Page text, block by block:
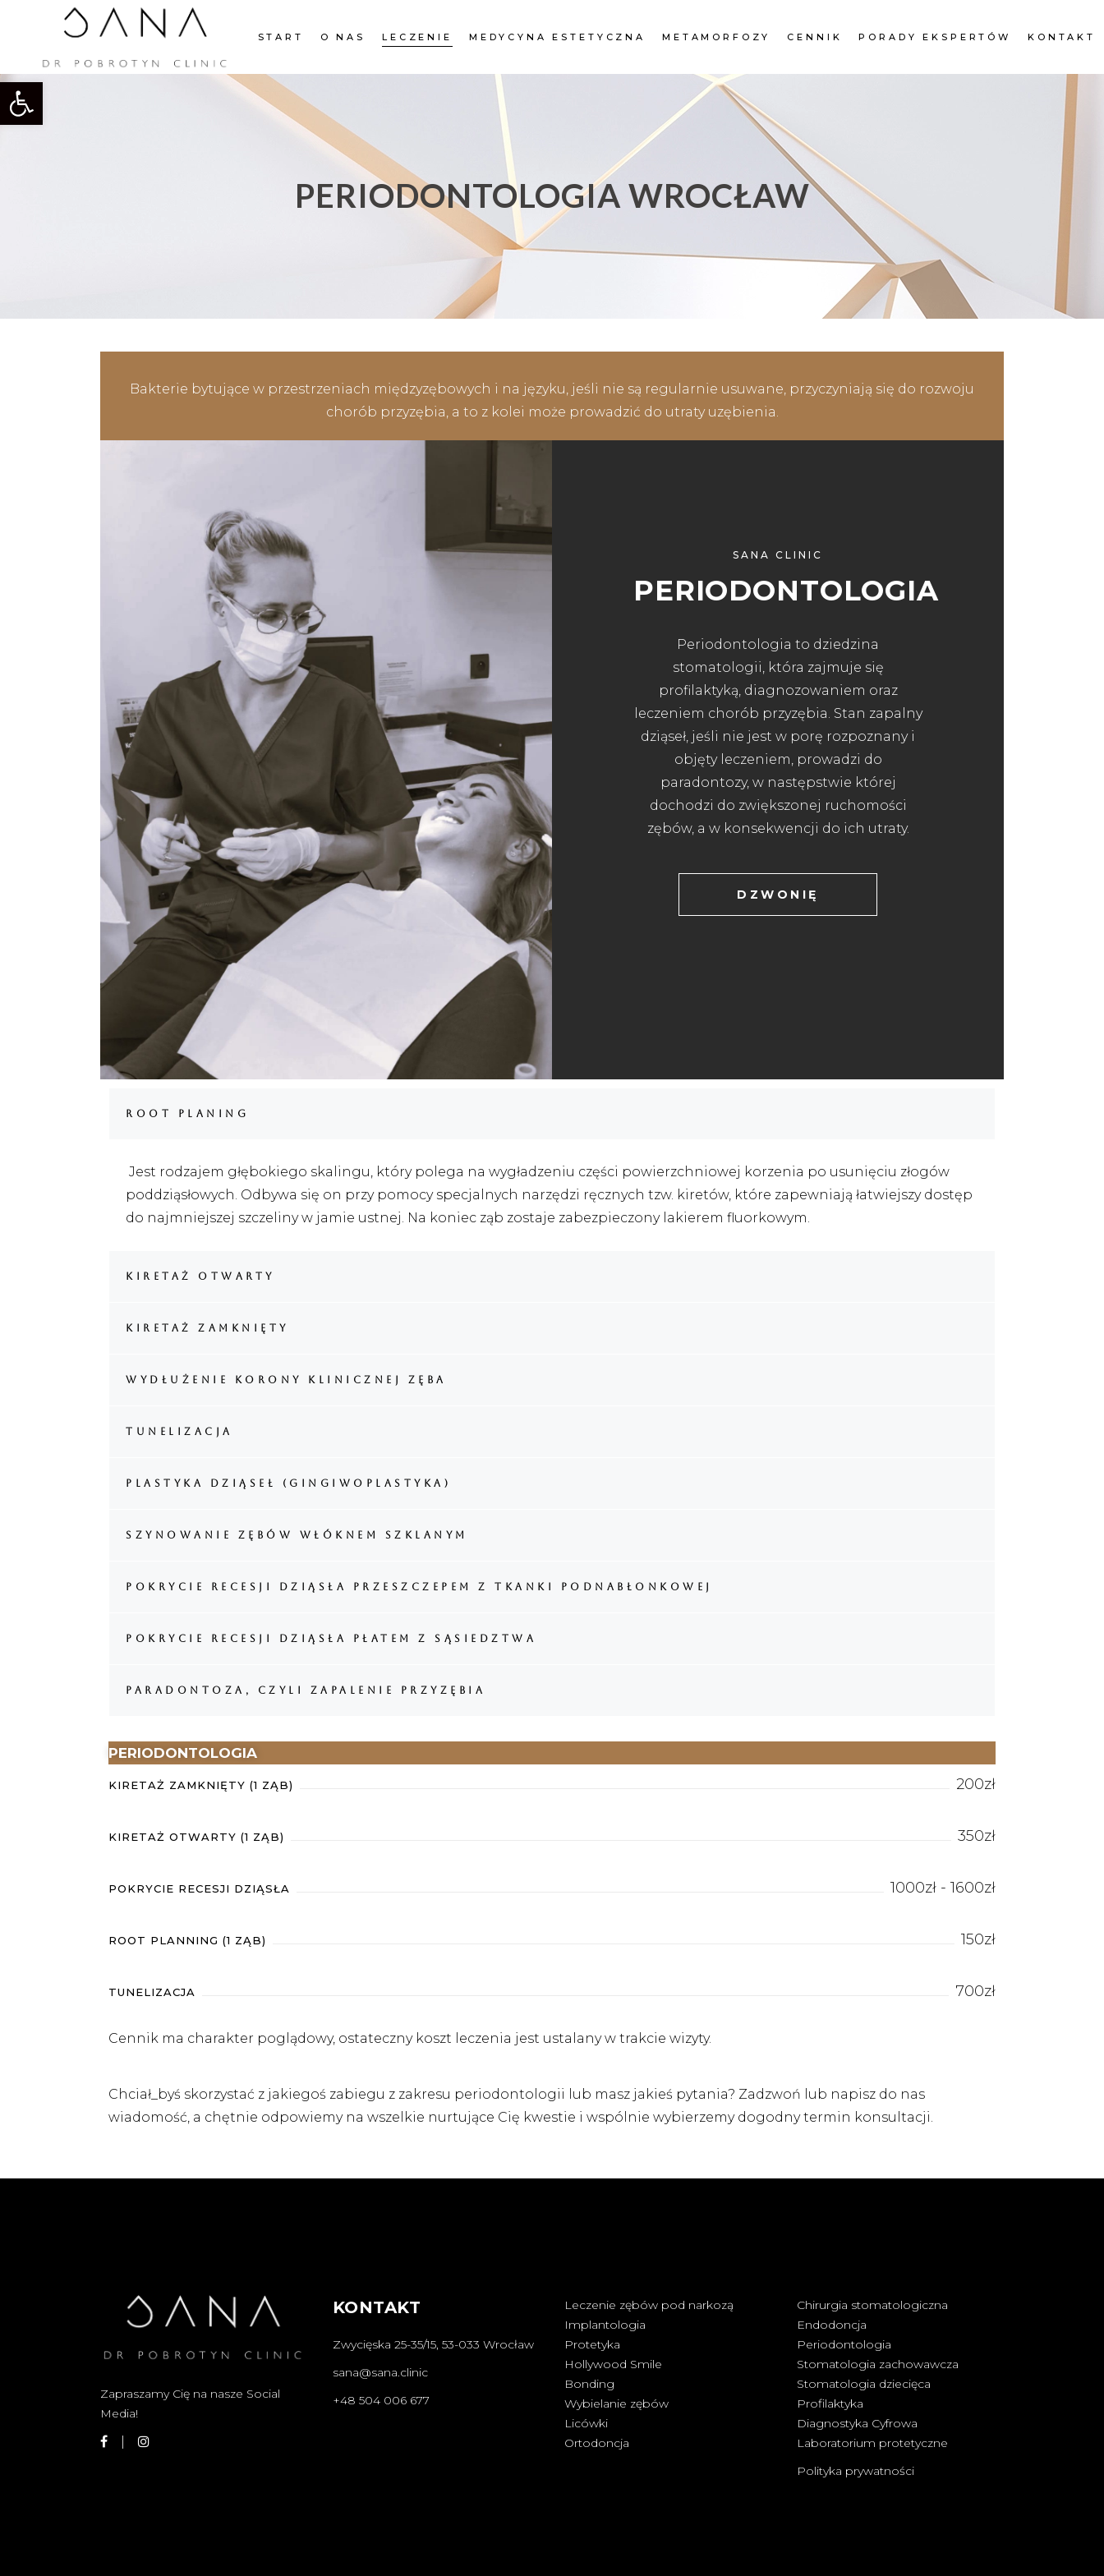
Otwórz pasek narzędzi
START O NAS LECZENIE MEDYCYNA ESTETYCZNA METAMORFOZY CENNIK PORADY EKSPERTÓW KONTAKT
PERIODONTOLOGIA WROCŁAW
Bakterie bytujące w przestrzeniach międzyzębowych i na języku, jeśli nie są regularnie usuwane, przyczyniają się do rozwoju
chorób przyzębia, a to z kolei może prowadzić do utraty uzębienia.
SANA CLINIC
PERIODONTOLOGIA
Periodontologia to dziedzina
stomatologii, która zajmuje się
profilaktyką, diagnozowaniem oraz
leczeniem chorób przyzębia. Stan zapalny
dziąseł, jeśli nie jest w porę rozpoznany i
objęty leczeniem, prowadzi do
paradontozy, w następstwie której
dochodzi do zwiększonej ruchomości
zębów, a w konsekwencji do ich utraty.
DZWONIĘ
root planing
Jest rodzajem głębokiego skalingu, który polega na wygładzeniu części powierzchniowej korzenia po usunięciu złogów
poddziąsłowych. Odbywa się on przy pomocy specjalnych narzędzi ręcznych tzw. kiretów, które zapewniają łatwiejszy dostęp
do najmniejszej szczeliny w jamie ustnej. Na koniec ząb zostaje zabezpieczony lakierem fluorkowym.
kiretaż otwarty
kiretaż zamknięty
wydłużenie korony klinicznej zęba
tunelizacja
plastyka dziąseł (gingiwoplastyka)
szynowanie zębów włóknem szklanym
pokrycie recesji dziąsła przeszczepem z tkanki podnabłonkowej
pokrycie recesji dziąsła płatem z sąsiedztwa
Paradontoza, czyli zapalenie przyzębia
PERIODONTOLOGIA
KIRETAŻ ZAMKNIĘTY (1 ZĄB) 200zł
KIRETAŻ OTWARTY (1 ZĄB) 350zł
POKRYCIE RECESJI DZIĄSŁA 1000zł - 1600zł
ROOT PLANNING (1 ZĄB) 150zł
TUNELIZACJA 700zł
Cennik ma charakter poglądowy, ostateczny koszt leczenia jest ustalany w trakcie wizyty.
Chciał_byś skorzystać z jakiegoś zabiegu z zakresu periodontologii lub masz jakieś pytania? Zadzwoń lub napisz do nas
wiadomość , a chętnie odpowiemy na wszelkie nurtujące Cię kwestie i wspólnie wybierzemy dogodny termin konsultacji.
Zapraszamy Cię na nasze Social
Media!
KONTAKT
Zwycięska 25-35/15, 53-033 Wrocław
sana@sana.clinic
+48 504 006 677
Leczenie zębów pod narkozą
Implantologia
Protetyka
Hollywood Smile
Bonding
Wybielanie zębów
Licówki
Ortodoncja
Chirurgia stomatologiczna
Endodoncja
Periodontologia
Stomatologia zachowawcza
Stomatologia dziecięca
Profilaktyka
Diagnostyka Cyfrowa
Laboratorium protetyczne
Polityka prywatności